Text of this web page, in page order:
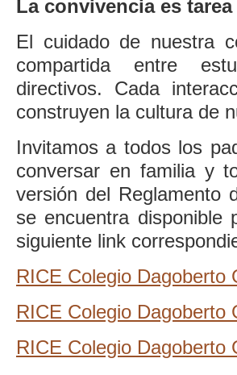
La convivencia es
El cuidado de nuestra
compartida entre
directivos. Cada
construyen la cultura de
Invitamos a todos los
conversar en familia y
versión del Reglamento
se encuentra disponible
siguiente link
RICE Colegio Dagoberto
RICE Colegio Dagoberto
RICE Colegio Dagoberto